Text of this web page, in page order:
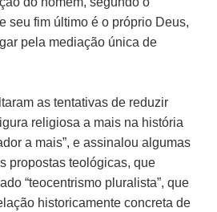
seu fim último é o próprio Deus,
pela mediação única de
as tentativas de reduzir
religiosa a mais na história
a mais”, e assinalou algumas
propostas teológicas, que
“teocentrismo pluralista”, que
historicamente concreta de